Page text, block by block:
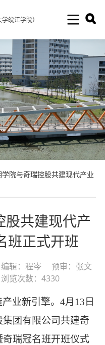
皖江学院）
学院与奇瑞控股共建现代产业
股共建现代产
班正式开班
辑：程岑 预审：张文
次数：4330
业新引擎。 4月13日
团有限公司共建奇
瑞冠名班开班仪式